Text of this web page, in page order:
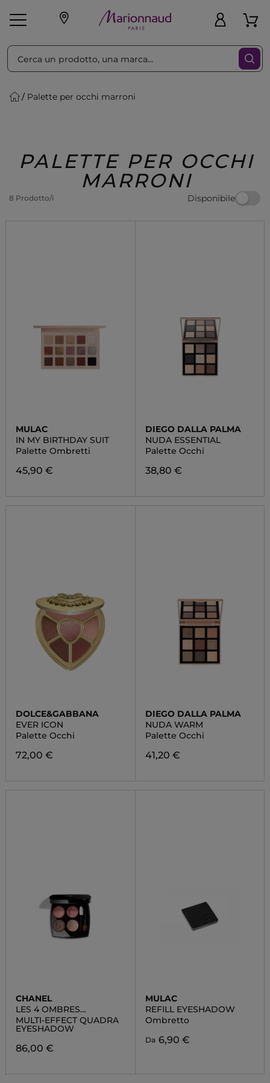
Make-up Profumi
Regalo
Palette per occhi marroni
PALETTE PER OCCHI
MARRONI
8 Prodotto/i Disponibile
Ordina per Filtra
MULAC
IN MY BIRTHDAY SUIT
Palette Ombretti
45,90 €
DIEGO DALLA PALMA
NUDA ESSENTIAL
Palette Occhi
38,80 €
DOLCE&GABBANA
EVER ICON
Palette Occhi
72,00 €
DIEGO DALLA PALMA
NUDA WARM
Palette Occhi
41,20 €
CHANEL
LES 4 OMBRES
BOUTONS
MULTI-EFFECT QUADRA
EYESHADOW
86,00 €
MULAC
REFILL EYESHADOW
Ombretto
Da 6,90 €